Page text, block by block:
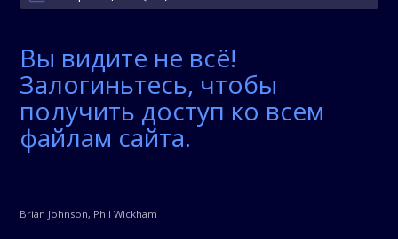
Вы видите не всё!
Залогиньтесь, чтобы
получить доступ ко всем
файлам сайта.
Brian Johnson, Phil Wickham